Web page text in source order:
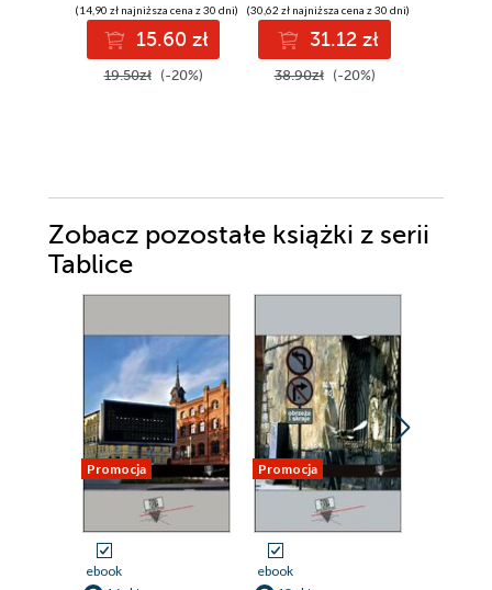
(14,90 zł najniższa cena z 30 dni)
15.60 zł
19.50zł (-20%)
(30,62 zł najniższa cena z 30 dni)
31.12 zł
38.90zł (-20%)
Zobacz pozostałe książki z serii
Tablice
Promocja
ebook
Promocja
ebook